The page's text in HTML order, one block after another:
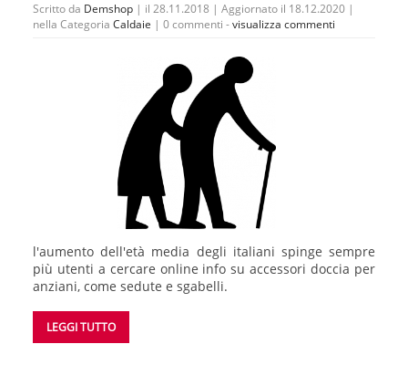
Scritto da Demshop | il 28.11.2018 | Aggiornato il 18.12.2020 |
nella Categoria Caldaie | 0 commenti -visualizza commenti
l'aumento dell'età media degli italiani spinge sempre
più utenti a cercare online info su accessori doccia per
anziani, come sedute e sgabelli.
LEGGI TUTTO